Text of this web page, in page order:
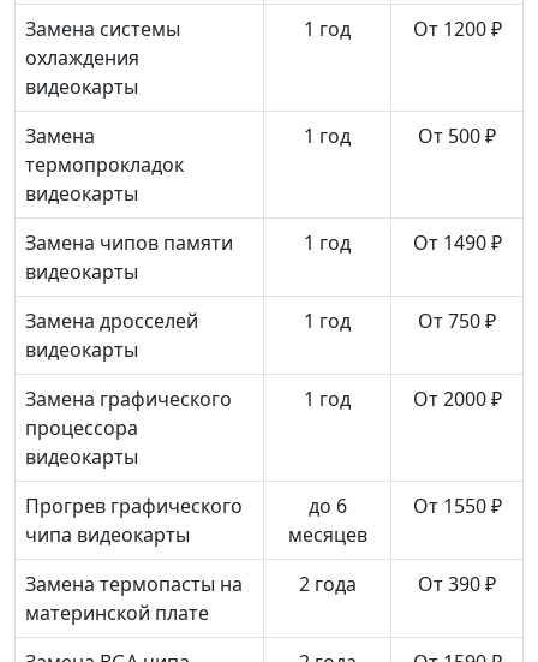
Замена системы
охлаждения
видеокарты
1 год От 1200 ₽
Замена
термопрокладок
видеокарты
1 год От 500 ₽
Замена чипов памяти
видеокарты
1 год От 1490 ₽
Замена дросселей
видеокарты
1 год От 750 ₽
Замена графического
процессора
видеокарты
1 год От 2000 ₽
Прогрев графического
чипа видеокарты
до 6
месяцев
От 1550 ₽
Замена термопасты на
материнской плате
2 года От 390 ₽